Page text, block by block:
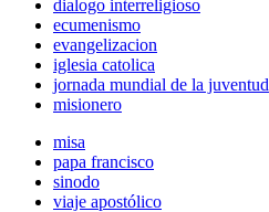
dialogo interreligioso
ecumenismo
evangelizacion
iglesia catolica
jornada mundial de la juventud
misionero
misa
papa francisco
sinodo
viaje apostólico